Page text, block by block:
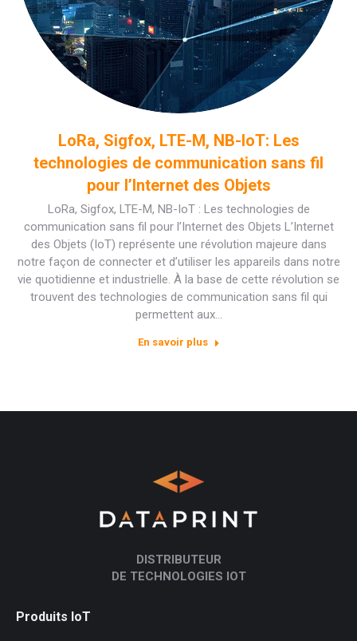
LoRa, Sigfox, LTE-M, NB-IoT: Les
technologies de communication sans fil
pour l’Internet des Objets
LoRa, Sigfox, LTE-M, NB-IoT : Les technologies de
communication sans fil pour l’Internet des Objets L’Internet
des Objets (IoT) représente une révolution majeure dans
notre façon de connecter et d’utiliser les appareils dans notre
vie quotidienne et industrielle. À la base de cette révolution se
trouvent des technologies de communication sans fil qui
permettent aux…
En savoir plus
DISTRIBUTEUR
DE TECHNOLOGIES IOT
Produits IoT